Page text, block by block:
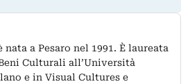
a Pesaro nel 1991. È laureata
Culturali all’Università
e in Visual Cultures e